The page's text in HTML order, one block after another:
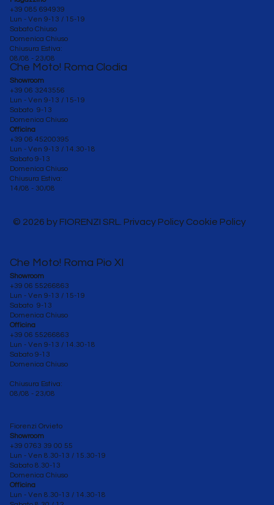
Che Moto! Roma Clodia
Showroom
+39 06 3243556
Lun - Ven 9-13 / 15-19
Sabato 9-13
Domenica Chiuso
Officina
+39 06 45200395
Lun - Ven 9-13 / 14.30-18
Sabato 9-13
Domenica Chiuso
Chiusura Estiva:
14/08 - 30/08
Che Moto! Roma Pio XI
Showroom
+39 06 55266863
Lun - Ven 9-13 / 15-19
Sabato 9-13
Domenica Chiuso
Officina
+39 06 55266863
Lun - Ven 9-13 / 14.30-18
Sabato 9-13
Domenica Chiuso
Chiusura Estiva:
08/08 - 23/08
+39 085 694939
Lun - Ven 9-13 / 15-19
Sabato Chiuso
Domenica Chiuso
Chiusura Estiva:
08/08 - 23/08
Fiorenzi Orvieto
Showroom
+39 0763 39 00 55
Lun - Ven 8.30-13 / 15.30-19
Sabato 8.30-13
Domenica Chiuso
Officina
Lun - Ven 8.30-13 / 14.30-18
© 2026 by FIORENZI SRL. Privacy Policy Cookie Policy